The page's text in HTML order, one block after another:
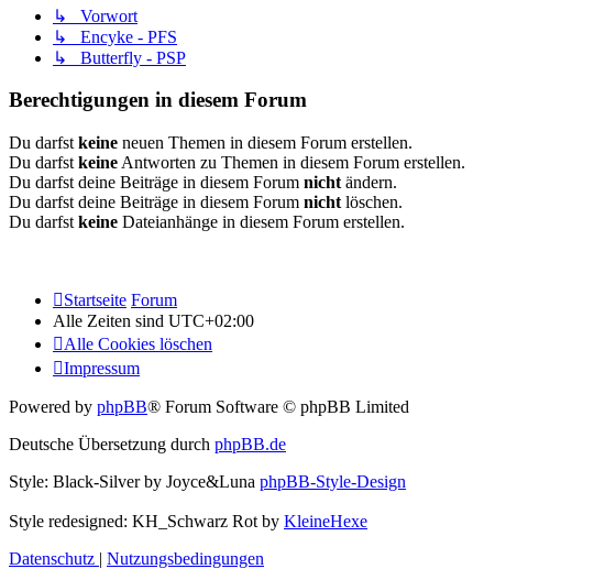
↳ Vorwort
↳ Encyke - PFS
↳ Butterfly - PSP
Berechtigungen in diesem Forum
Du darfst keine neuen Themen in diesem Forum erstellen.
Du darfst keine Antworten zu Themen in diesem Forum erstellen.
Du darfst deine Beiträge in diesem Forum nicht ändern.
Du darfst deine Beiträge in diesem Forum nicht löschen.
Du darfst keine Dateianhänge in diesem Forum erstellen.
Startseite Forum
Alle Zeiten sind UTC+02:00
Alle Cookies löschen
Impressum
Powered by phpBB® Forum Software © phpBB Limited
Deutsche Übersetzung durch phpBB.de
Style: Black-Silver by Joyce&Luna phpBB-Style-Design
Style redesigned: KH_Schwarz Rot by KleineHexe
Datenschutz | Nutzungsbedingungen